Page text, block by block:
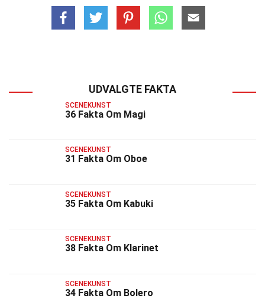
UDVALGTE FAKTA
SCENEKUNST
36 Fakta Om Magi
SCENEKUNST
31 Fakta Om Oboe
SCENEKUNST
35 Fakta Om Kabuki
SCENEKUNST
38 Fakta Om Klarinet
SCENEKUNST
34 Fakta Om Bolero